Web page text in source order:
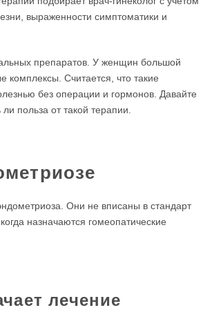
выраженности симптоматики и
препаратов. У женщин большой
комплексы. Считается, что такие
без операции и гормонов. Давайте
польза от такой терапии.
Они не вписаны в стандарт
назначаются гомеопатические
лечение